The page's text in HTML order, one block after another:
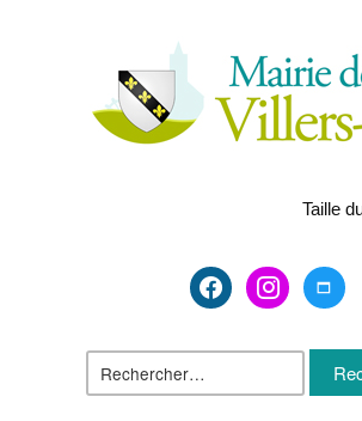
Taille
facebook2instagram
Rechercher :